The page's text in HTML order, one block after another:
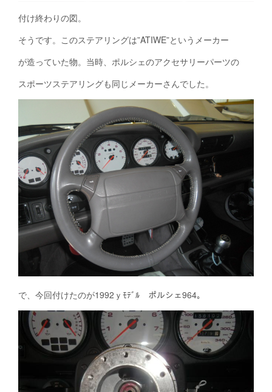
付け終わりの図。
そうです。このステアリングは”ATIWE”というメーカー
が造っていた物。当時、ポルシェのアクセサリーパーツの
スポーツステアリングも同じメーカーさんでした。
で、今回付けたのが1992ｙﾓﾃﾞﾙ ポルシェ964。